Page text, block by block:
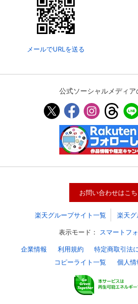
基本情報、本人
ジットカード
メールでURLを送る
公式ソーシャルメディア
お問い合わせはこち
楽天グループサイト一覧 楽天
表示モード： スマートフ
企業情報 利用規約 特定商取引法
コピーライト一覧
個人